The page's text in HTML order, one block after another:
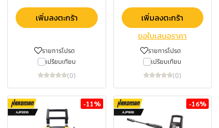
เพิ่มลงตะกร้า
รายการโปรด
เปรียบเทียบ
(0)
เพิ่มลงตะกร้า
ขอใบเสนอราคา
รายการโปรด
เปรียบเทียบ
(0)
-11% -16%